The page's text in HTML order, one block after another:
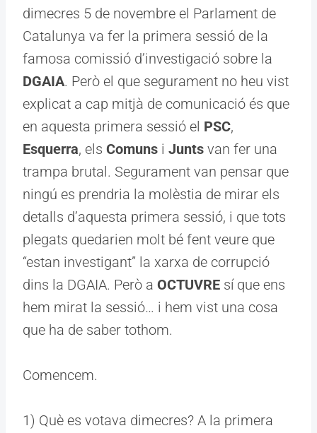
dimecres 5 de novembre el Parlament de
Catalunya va fer la primera sessió de la
famosa comissió d’investigació sobre la
DGAIA. Però el que segurament no heu vist
explicat a cap mitjà de comunicació és que
en aquesta primera sessió el PSC,
Esquerra, els Comuns i Junts van fer una
trampa brutal. Segurament van pensar que
ningú es prendria la molèstia de mirar els
detalls d’aquesta primera sessió, i que tots
plegats quedarien molt bé fent veure que
“estan investigant” la xarxa de corrupció
dins la DGAIA. Però a OCTUVRE sí que ens
hem mirat la sessió… i hem vist una cosa
que ha de saber tothom.
Comencem.
1) Què es votava dimecres? A la primera